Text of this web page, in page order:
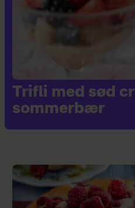
Trifli med sød
sommerbær